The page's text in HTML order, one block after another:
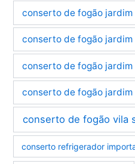
conserto de fogão jardim
conserto de fogão jardim
conserto de fogão
conserto de fogão jardim
conserto de fogão vila
conserto refrigerador